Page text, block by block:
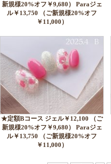
新規様20%オフ￥9,680） Paraジェ
ル￥13,750 （ご新規様20%オフ
￥11,000）
★定額Bコース ジェル￥12,100 （ご
新規様20%オフ￥9,680） Paraジェ
ル￥13,750 （ご新規様20%オフ
￥11,000）